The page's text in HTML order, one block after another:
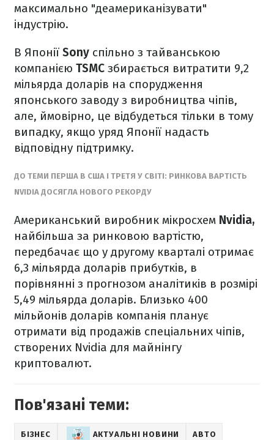
максимально "деамериканізувати"
індустрію.
В Японії Sony спільно з тайванською
компанією TSMC збирається витратити 9,2
мільярда доларів на спорудження
японського заводу з виробництва чіпів,
але, ймовірно, це відбудеться тільки в тому
випадку, якщо уряд Японії надасть
відповідну підтримку.
ДО ТЕМИ ПЕРША В США І ТРЕТЯ У СВІТІ: РИНКОВА ВАРТІСТЬ
NVIDIA ДОСЯГЛА НОВОГО РЕКОРДУ
Американський виробник мікросхем Nvidia,
найбільша за ринковою вартістю,
передбачає що у другому кварталі отримає
6,3 мільярда доларів прибутків, в
порівнянні з прогнозом аналітиків в розмірі
5,49 мільярда доларів. Близько 400
мільйонів доларів компанія планує
отримати від продажів спеціальних чіпів,
створених Nvidia для майнінгу
криптовалют.
Пов'язані теми:
БІЗНЕС АКТУАЛЬНІ НОВИНИ АВТО